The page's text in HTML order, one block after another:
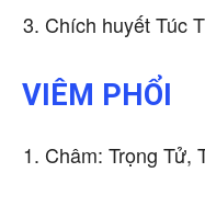
Chích huyết Túc
VIÊM PHỔI
Châm: Trọng Tử,